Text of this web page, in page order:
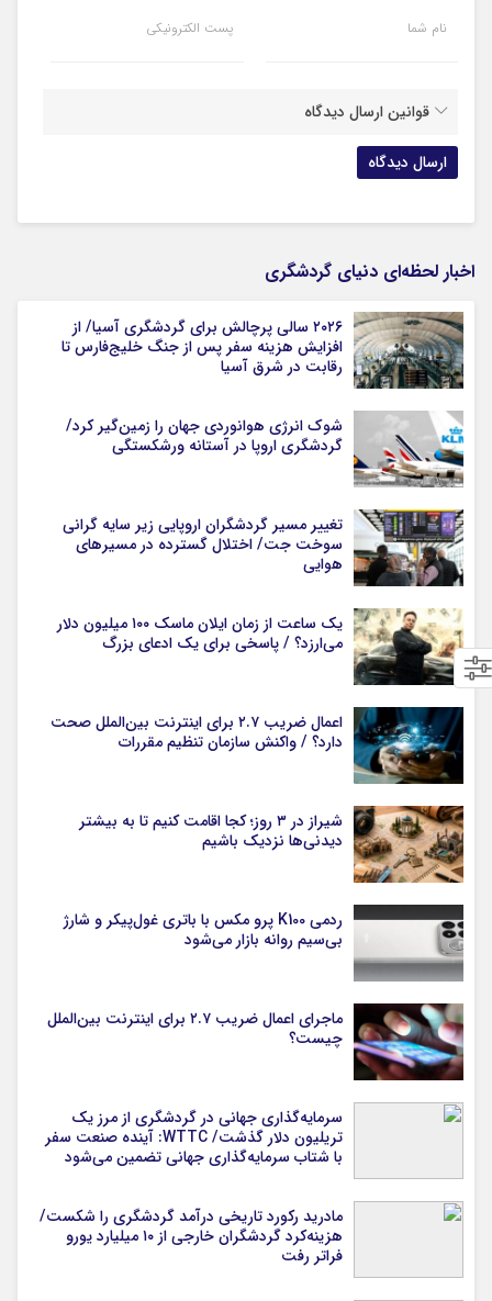
نام شما پست الکترونیکی
قوانین ارسال دیدگاه
اخبار لحظه‌ای دنیای گردشگری
۲۰۲۶ سالی پرچالش برای گردشگری آسیا/ از
افزایش هزینه سفر پس از جنگ خلیج‌فارس تا
رقابت در شرق آسیا
شوک انرژی هوانوردی جهان را زمین‌گیر کرد/
گردشگری اروپا در آستانه ورشکستگی
تغییر مسیر گردشگران اروپایی زیر سایه گرانی
سوخت جت/ اختلال گسترده در مسیرهای
هوایی
یک ساعت از زمان ایلان ماسک ۱۰۰ میلیون دلار
می‌ارزد؟ / پاسخی برای یک ادعای بزرگ
اعمال ضریب ۲.۷ برای اینترنت بین‌الملل صحت
دارد؟ / واکنش سازمان تنظیم مقررات
شیراز در ۳ روز؛ کجا اقامت کنیم تا به بیشتر
دیدنی‌ها نزدیک باشیم
ردمی K100 پرو مکس با باتری غول‌پیکر و شارژ
بی‌سیم روانه بازار می‌شود
ماجرای اعمال ضریب ۲.۷ برای اینترنت بین‌الملل
چیست؟
سرمایه‌گذاری جهانی در گردشگری از مرز یک
تریلیون دلار گذشت/ WTTC: آینده صنعت سفر
با شتاب سرمایه‌گذاری جهانی تضمین می‌شود
مادرید رکورد تاریخی درآمد گردشگری را شکست/
هزینه‌کرد گردشگران خارجی از ۱۰ میلیارد یورو
فراتر رفت